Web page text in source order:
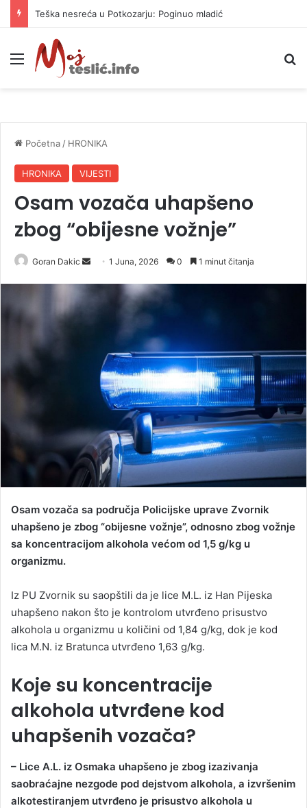
Teška nesreća u Potkozarju: Poginuo mladić
Meni
Početna / HRONIKA
HRONIKA VIJESTI
Osam vozača uhapšeno
zbog “obijesne vožnje”
Goran Dakic 1 Juna, 2026 0 1 minut čitanja
Osam vozača sa područja Policijske uprave Zvornik
uhapšeno je zbog “obijesne vožnje”, odnosno zbog vožnje
sa koncentracijom alkohola većom od 1,5 g/kg u
organizmu.
Iz PU Zvornik su saopštili da je lice M.L. iz Han Pijeska
uhapšeno nakon što je kontrolom utvrđeno prisustvo
alkohola u organizmu u količini od 1,84 g/kg, dok je kod
lica M.N. iz Bratunca utvrđeno 1,63 g/kg.
Koje su koncentracije
alkohola utvrđene kod
uhapšenih vozača?
– Lice A.L. iz Osmaka uhapšeno je zbog izazivanja
saobraćajne nezgode pod dejstvom alkohola, a izvršenim
alkotestiranjem utvrđeno je prisustvo alkohola u